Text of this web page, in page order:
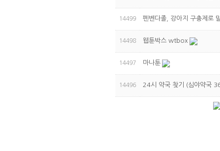
14499 펜벤다졸, 강아지 구충제로
14498 웹툰박스 wtbox
14497 마나툰
14496 24시 약국 찾기 (심야약국